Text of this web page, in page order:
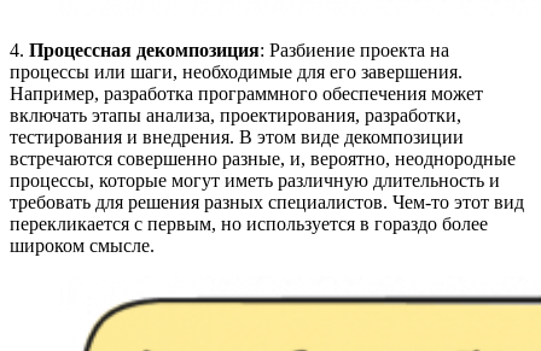
4. Процессная декомпозиция: Разбиение проекта на
процессы или шаги, необходимые для его завершения.
Например, разработка программного обеспечения может
включать этапы анализа, проектирования, разработки,
тестирования и внедрения. В этом виде декомпозиции
встречаются совершенно разные, и, вероятно, неоднородные
процессы, которые могут иметь различную длительность и
требовать для решения разных специалистов. Чем-то этот вид
перекликается с первым, но используется в гораздо более
широком смысле.